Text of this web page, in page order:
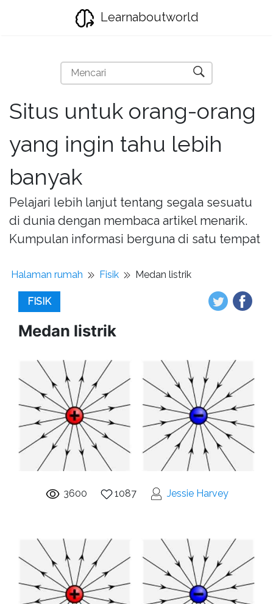
Learnaboutworld
Situs untuk orang-orang
yang ingin tahu lebih
banyak
Pelajari lebih lanjut tentang segala sesuatu
di dunia dengan membaca artikel menarik.
Kumpulan informasi berguna di satu tempat
Halaman rumah Fisik Medan listrik
FISIK
Medan listrik
3600 1087 Jessie Harvey